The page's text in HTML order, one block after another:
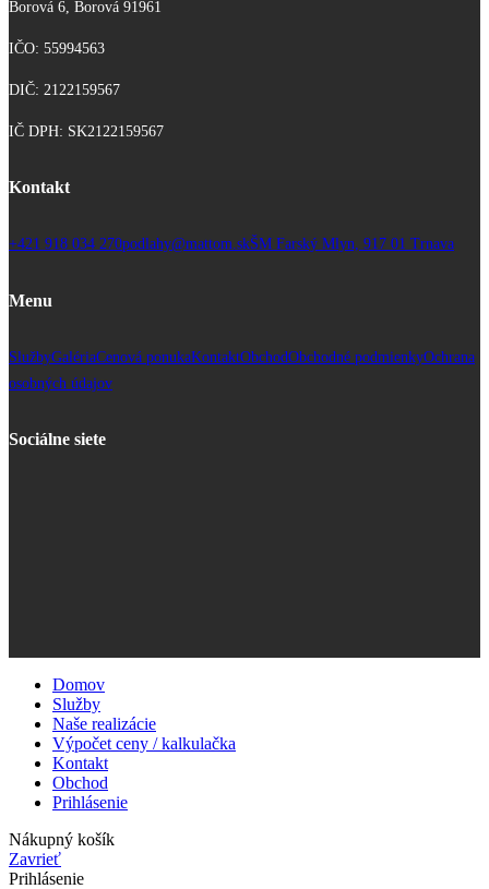
Borová 6, Borová 91961
IČO: 55994563
DIČ: 2122159567
IČ DPH: SK2122159567
Kontakt
+421 918 034 270podlahy@mattom.skŠM Farský Mlyn, 917 01 Trnava
Menu
SlužbyGalériaCenová ponukaKontaktObchodObchodné podmienkyOchrana
osobných údajov
Sociálne siete
Domov
Služby
Naše realizácie
Výpočet ceny / kalkulačka
Kontakt
Obchod
Prihlásenie
Nákupný košík
Zavrieť
Prihlásenie